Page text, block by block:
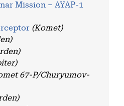
Mission – AYAP-1
(Komet)
67-P/Churyumov-